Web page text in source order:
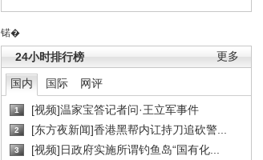
锘�
更多
24小时排行榜
国内 国际 网评
1 [视频]温家宝答记者问·王立军事件
2 [东方夜新闻]香港黑帮内讧持刀追砍警...
3 [视频]日政府实施所谓钓鱼岛“国有化...